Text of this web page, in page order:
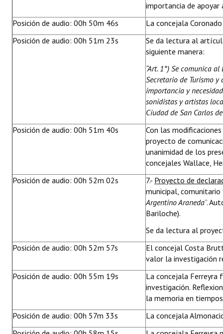
importancia de
Posición de audio: 00h 50m 46s
La concejala
Posición de audio: 00h 51m 23s
Se da lectura al
siguiente manera:
“Art. 1°) Se comunica
Secretario de Turismo y
importancia y
sonidistas y artistas
Ciudad de San Carlos
Posición de audio: 00h 51m 40s
Con las
proyecto de
unanimidad de los
concejales Wallace,
Posición de audio: 00h 52m 02s
7.- Proyecto de
municipal,
Argentino Araneda”.
Bariloche).
Se da lectura al
Posición de audio: 00h 52m 57s
El concejal Costa
valor la investigación
Posición de audio: 00h 55m 19s
La concejala Ferreyra
investigación.
la memoria en
Posición de audio: 00h 57m 33s
La concejala